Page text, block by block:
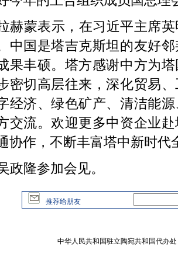
赫蒙表示，在习近平主席
中国是塔吉克斯坦的友好
果丰硕。塔方感谢中方为
密切高层往来，深化贸易
经济、绿色矿产、清洁能
交流。欢迎更多中资企业
协作，不断丰富塔中新时代
政隆参加会见。
推荐给朋友
中华人民共和国驻立陶宛共和国代办处